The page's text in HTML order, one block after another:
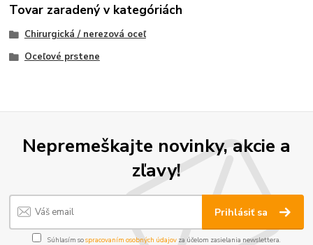
Tovar zaradený v kategóriách
Chirurgická / nerezová oceľ
Oceľové prstene
Nepremeškajte novinky, akcie a
zľavy!
Prihlásiť sa
Súhlasím sospracovaním osobných údajov za účelom zasielania newslettera.